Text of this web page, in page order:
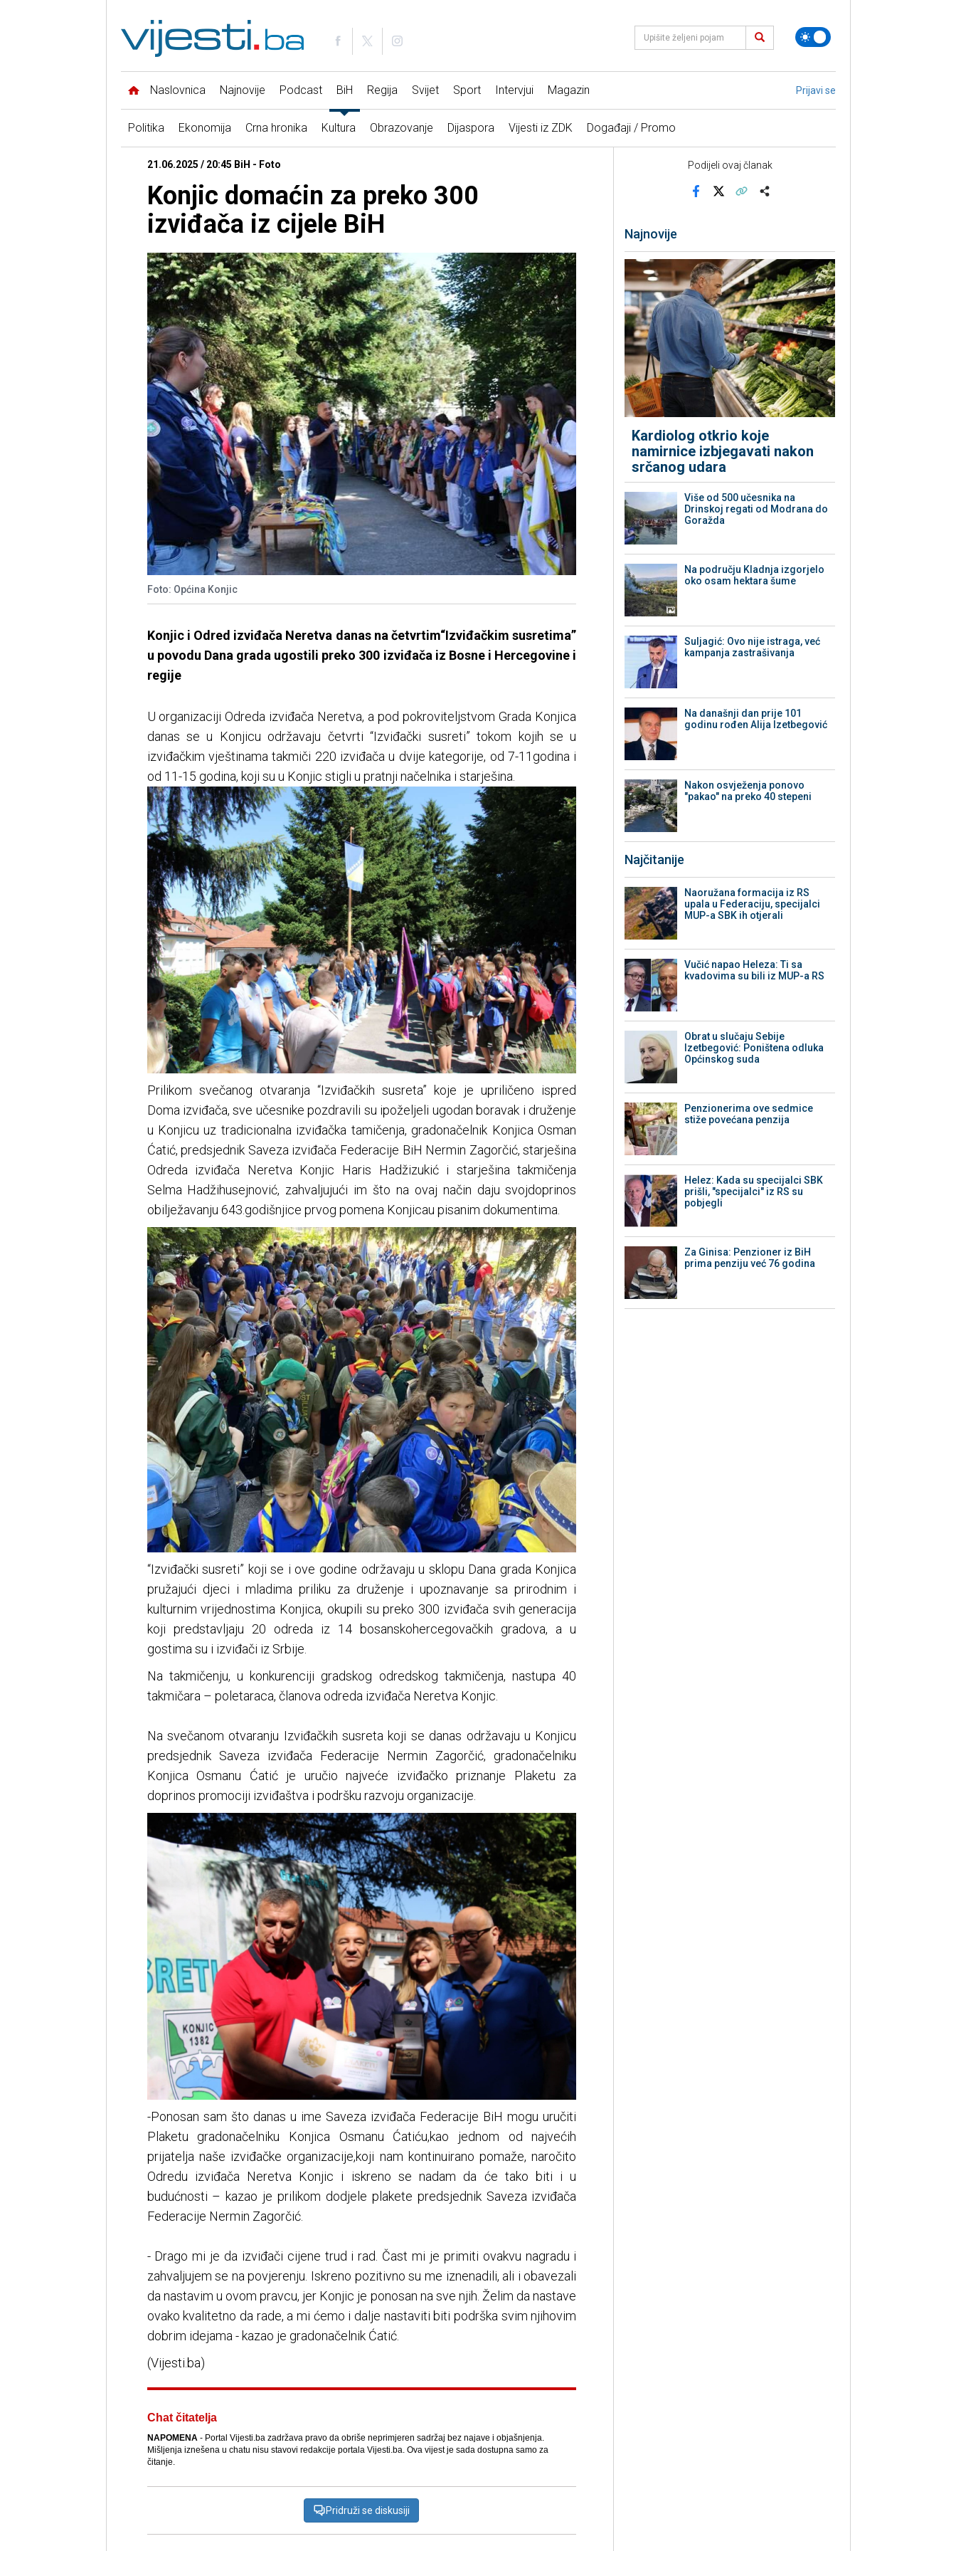
Naslovnica Najnovije Podcast BiH Regija Svijet Sport Intervjui Magazin Prijavi se
Politika Ekonomija Crna hronika Kultura Obrazovanje Dijaspora Vijesti iz ZDK Događaji / Promo
21.06.2025 / 20:45 BiH - Foto
Konjic domaćin za preko 300
izviđača iz cijele BiH
Foto: Općina Konjic
Konjic i Odred izviđača Neretva danas na četvrtim“Izviđačkim susretima”
u povodu Dana grada ugostili preko 300 izviđača iz Bosne i Hercegovine i
regije
U organizaciji Odreda izviđača Neretva, a pod pokroviteljstvom Grada Konjica
danas se u Konjicu održavaju četvrti “Izviđački susreti” tokom kojih se u
izviđačkim vještinama takmiči 220 izviđača u dvije kategorije, od 7-11godina i
od 11-15 godina, koji su u Konjic stigli u pratnji načelnika i starješina.
Prilikom svečanog otvaranja “Izviđačkih susreta” koje je upriličeno ispred
Doma izviđača, sve učesnike pozdravili su ipoželjeli ugodan boravak i druženje
u Konjicu uz tradicionalna izviđačka tamičenja, gradonačelnik Konjica Osman
Ćatić, predsjednik Saveza izviđača Federacije BiH Nermin Zagorčić, starješina
Odreda izviđača Neretva Konjic Haris Hadžizukić i starješina takmičenja
Selma Hadžihusejnović, zahvaljujući im što na ovaj način daju svojdoprinos
obilježavanju 643.godišnjice prvog pomena Konjicau pisanim dokumentima.
“Izviđački susreti” koji se i ove godine održavaju u sklopu Dana grada Konjica
pružajući djeci i mladima priliku za druženje i upoznavanje sa prirodnim i
kulturnim vrijednostima Konjica, okupili su preko 300 izviđača svih generacija
koji predstavljaju 20 odreda iz 14 bosanskohercegovačkih gradova, a u
gostima su i izviđači iz Srbije.
Na takmičenju, u konkurenciji gradskog odredskog takmičenja, nastupa 40
takmičara – poletaraca, članova odreda izviđača Neretva Konjic.
Na svečanom otvaranju Izviđačkih susreta koji se danas održavaju u Konjicu
predsjednik Saveza izviđača Federacije Nermin Zagorčić, gradonačelniku
Konjica Osmanu Ćatić je uručio najveće izviđačko priznanje Plaketu za
doprinos promociji izviđaštva i podršku razvoju organizacije.
-Ponosan sam što danas u ime Saveza izviđača Federacije BiH mogu uručiti
Plaketu gradonačelniku Konjica Osmanu Ćatiću,kao jednom od najvećih
prijatelja naše izviđačke organizacije,koji nam kontinuirano pomaže, naročito
Odredu izviđača Neretva Konjic i iskreno se nadam da će tako biti i u
budućnosti – kazao je prilikom dodjele plakete predsjednik Saveza izviđača
Federacije Nermin Zagorčić.
- Drago mi je da izviđači cijene trud i rad. Čast mi je primiti ovakvu nagradu i
zahvaljujem se na povjerenju. Iskreno pozitivno su me iznenadili, ali i obavezali
da nastavim u ovom pravcu, jer Konjic je ponosan na sve njih. Želim da nastave
ovako kvalitetno da rade, a mi ćemo i dalje nastaviti biti podrška svim njihovim
dobrim idejama - kazao je gradonačelnik Ćatić.
(Vijesti.ba)
Chat čitatelja
NAPOMENA - Portal Vijesti.ba zadržava pravo da obriše neprimjeren sadržaj bez najave i objašnjenja.
Mišljenja iznešena u chatu nisu stavovi redakcije portala Vijesti.ba. Ova vijest je sada dostupna samo za
čitanje.
Pridruži se diskusiji
Podijeli ovaj članak
Najnovije
Kardiolog otkrio koje
namirnice izbjegavati nakon
srčanog udara
Više od 500 učesnika na
Drinskoj regati od Modrana do
Goražda
Na području Kladnja izgorjelo
oko osam hektara šume
Suljagić: Ovo nije istraga, već
kampanja zastrašivanja
Na današnji dan prije 101
godinu rođen Alija Izetbegović
Nakon osvježenja ponovo
"pakao" na preko 40 stepeni
Najčitanije
Naoružana formacija iz RS
upala u Federaciju, specijalci
MUP-a SBK ih otjerali
Vučić napao Heleza: Ti sa
kvadovima su bili iz MUP-a RS
Obrat u slučaju Sebije
Izetbegović: Poništena odluka
Općinskog suda
Penzionerima ove sedmice
stiže povećana penzija
Helez: Kada su specijalci SBK
prišli, "specijalci" iz RS su
pobjegli
Za Ginisa: Penzioner iz BiH
prima penziju već 76 godina